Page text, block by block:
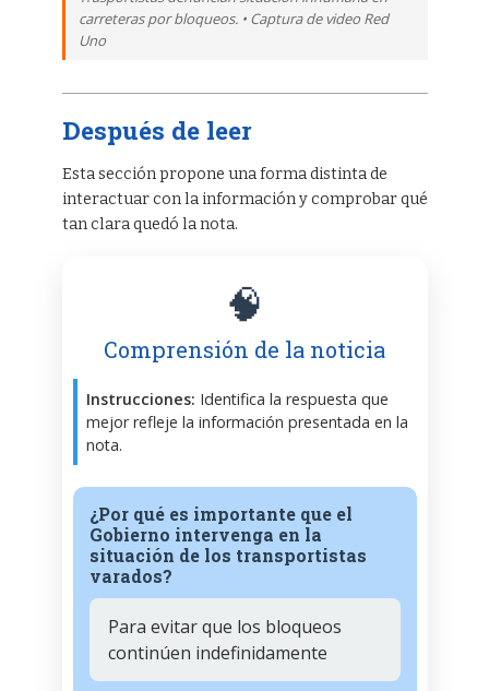
carreteras por bloqueos. • Captura de video Red
Uno
Después de leer
Esta sección propone una forma distinta de
interactuar con la información y comprobar qué
tan clara quedó la nota.
🧠
Comprensión de la noticia
Instrucciones: Identifica la respuesta que
mejor refleje la información presentada en la
nota.
¿Por qué es importante que el
Gobierno intervenga en la
situación de los transportistas
varados?
Para evitar que los bloqueos
continúen indefinidamente